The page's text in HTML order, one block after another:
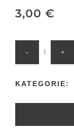
3,00€
Christiane
Die
Geschichte
des
KATEGORIE: